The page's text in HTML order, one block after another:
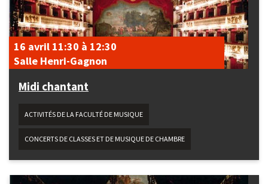
Midi chantant
16 avril 11:30 à 12:30
Salle Henri-Gagnon
ACTIVITÉS DE LA FACULTÉ DE MUSIQUE
CONCERTS DE CLASSES ET DE MUSIQUE DE CHAMBRE